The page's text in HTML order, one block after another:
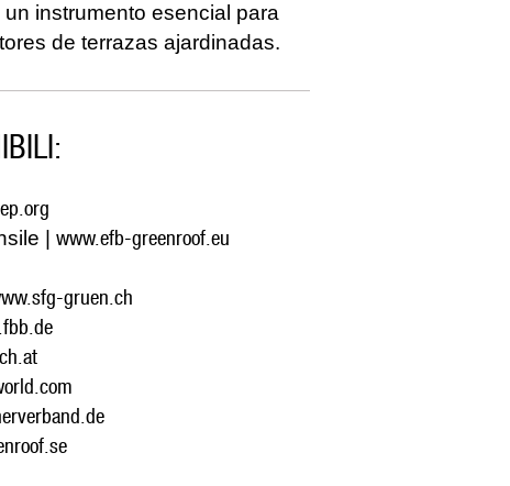
instrumento esencial para
de terrazas ajardinadas.
| www.efb-greenroof.eu
gruen.ch